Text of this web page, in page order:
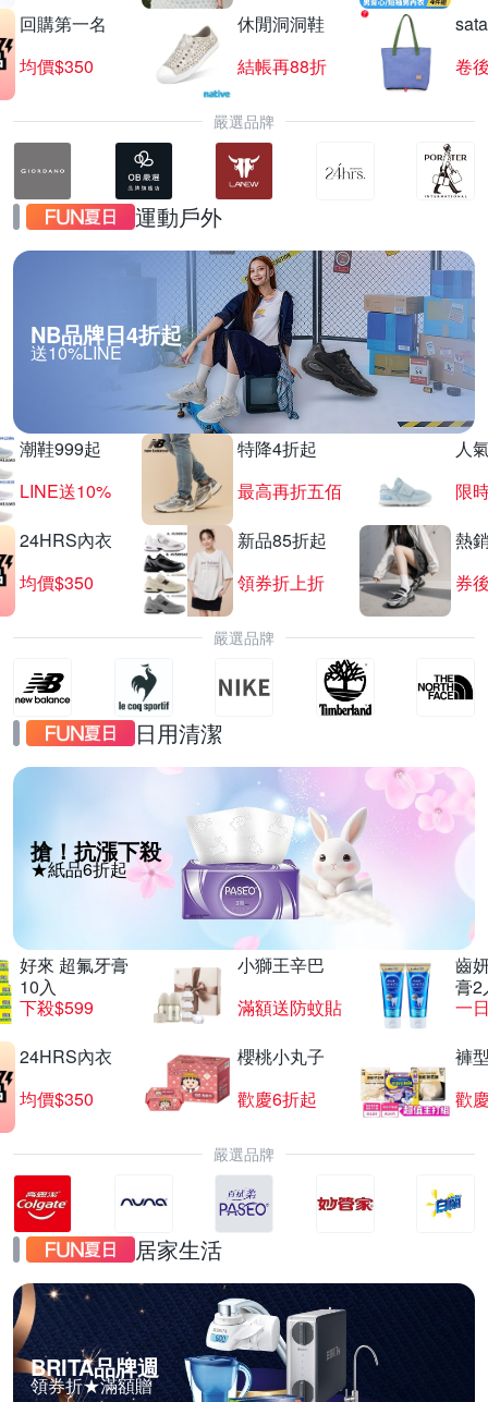
回購第一名
均價$350
休閒洞洞鞋
結帳再88折
卷
嚴選品牌
運動戶外
NB品牌日4折起
送10%LINE
潮鞋999起
LINE送10%
特降4折起
最高再折五佰
人
限
24HRS內衣
均價$350
新品85折起
領券折上折
熱
券
嚴選品牌
日用清潔
搶！抗漲下殺
★紙品6折起
好來 超氟牙膏
10入
下殺$599
小獅王辛巴
滿額送防蚊貼
齒
膏2
一
24HRS內衣
均價$350
櫻桃小丸子
歡慶6折起
褲
歡
嚴選品牌
居家生活
BRITA品牌週
領券折★滿額贈